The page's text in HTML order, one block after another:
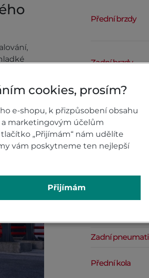
Přední brzdy
Zadní brzdy
Zadní
Přední kola
cookies, prosím?
e-shopu, k přizpůsobení obsahu
marketingovým účelům
„Přijímám“ nám udělíte
vám poskytneme ten nejlepší
Přijímám